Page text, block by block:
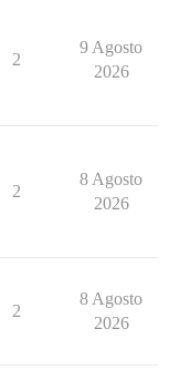
2
9 Agosto
2026
2
8 Agosto
2026
2
8 Agosto
2026